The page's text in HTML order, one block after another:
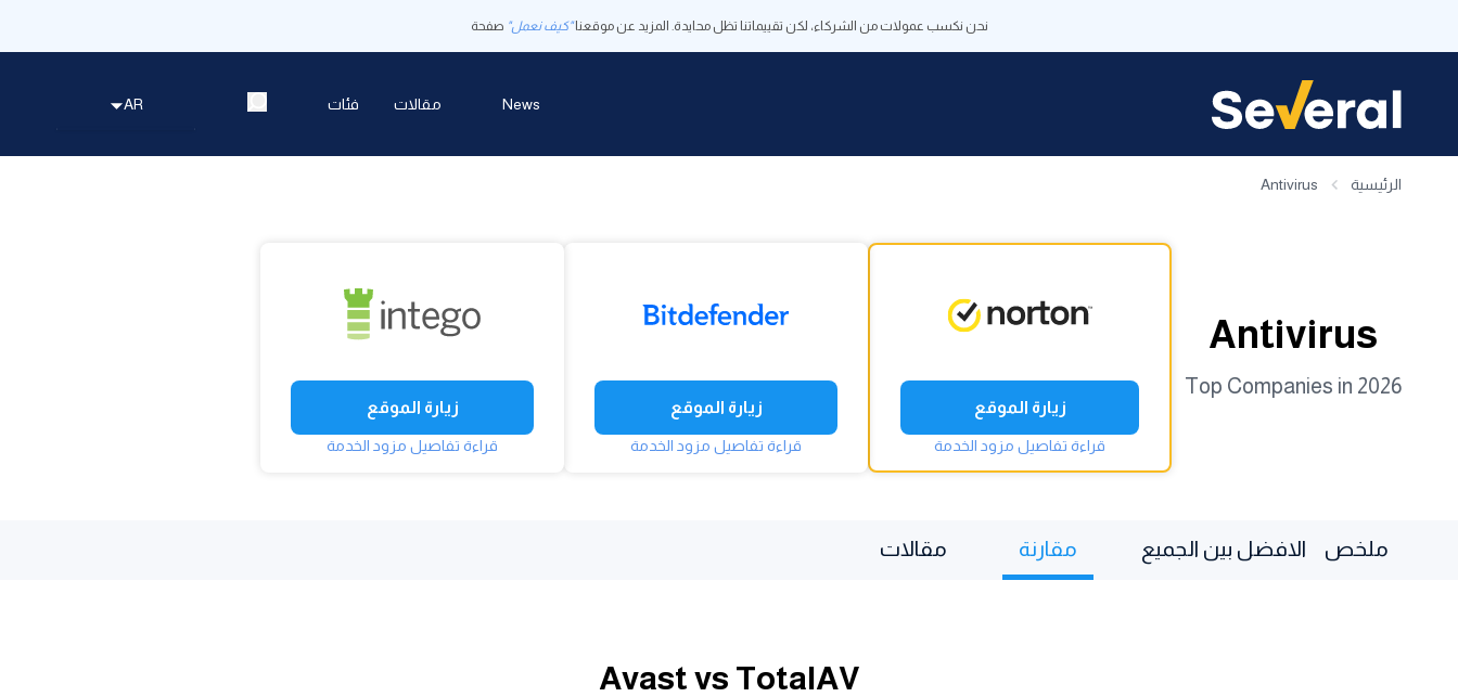
نحن نكسب عمولات من الشركاء، لكن تقييماتنا تظل محايدة. المزيد عن موقعنا"كيف نعمل" صفحة
News مقالات فئات AR
الرئيسية Antivirus
Antivirus
Top Companies in 2026
زيارة الموقع
قراءة تفاصيل مزود الخدمة
زيارة الموقع
قراءة تفاصيل مزود الخدمة
زيارة الموقع
قراءة تفاصيل مزود الخدمة
ملخص الافضل بين الجميع مقارنة مقالات
Avast vs TotalAV